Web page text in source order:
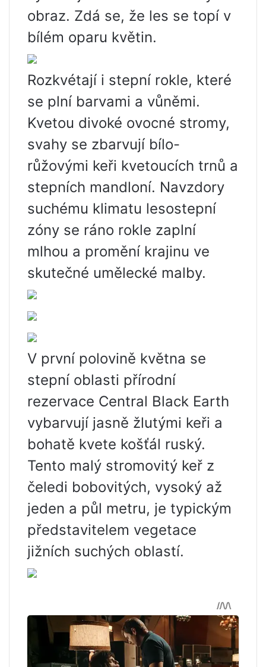
obraz. Zdá se, že les se topí v
bílém oparu květin.
Rozkvétají i stepní rokle, které
se plní barvami a vůněmi.
Kvetou divoké ovocné stromy,
svahy se zbarvují bílo-
růžovými keři kvetoucích trnů a
stepních mandloní. Navzdory
suchému klimatu lesostepní
zóny se ráno rokle zaplní
mlhou a promění krajinu ve
skutečné umělecké malby.
V první polovině května se
stepní oblasti přírodní
rezervace Central Black Earth
vybarvují jasně žlutými keři a
bohatě kvete košťál ruský.
Tento malý stromovitý keř z
čeledi bobovitých, vysoký až
jeden a půl metru, je typickým
představitelem vegetace
jižních suchých oblastí.